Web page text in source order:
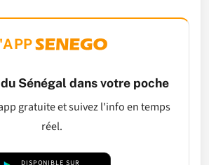
Sénégal dans votre poche
gratuite et suivez l'info en temps
réel.
DISPONIBLE SUR